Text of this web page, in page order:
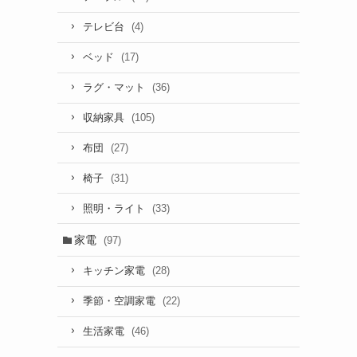
テレビ台 (4)
ベッド (17)
ラグ・マット (36)
収納家具 (105)
布団 (27)
椅子 (31)
照明・ライト (33)
家電 (97)
キッチン家電 (28)
季節・空調家電 (22)
生活家電 (46)